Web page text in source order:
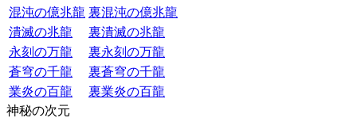
混沌の億兆龍 裏混沌の億兆龍
潰滅の兆龍
裏潰滅の兆龍
永刻の万龍
裏永刻の万龍
蒼穹の千龍
裏蒼穹の千龍
業炎の百龍
裏業炎の百龍
神秘の次元